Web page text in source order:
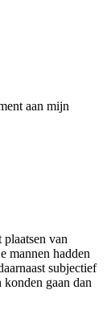
aan mijn
van
mannen hadden
subjectief
gaan dan